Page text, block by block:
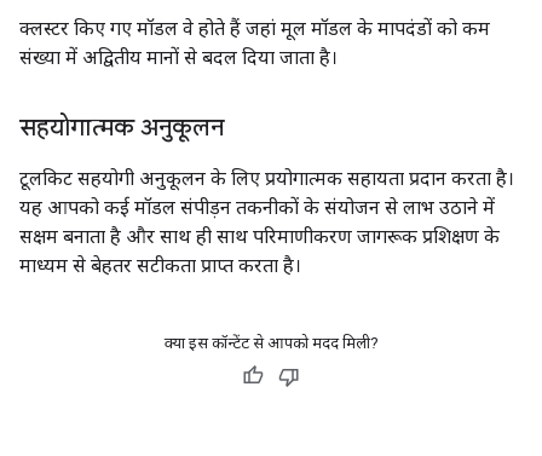
क्लस्टर किए गए मॉडल वे होते हैं जहां मूल मॉडल के मापदंडों को कम
संख्या में अद्वितीय मानों से बदल दिया जाता है।
सहयोगात्मक अनुकूलन
टूलकिट सहयोगी अनुकूलन के लिए प्रयोगात्मक सहायता प्रदान करता है।
यह आपको कई मॉडल संपीड़न तकनीकों के संयोजन से लाभ उठाने में
सक्षम बनाता है और साथ ही साथ परिमाणीकरण जागरूक प्रशिक्षण के
माध्यम से बेहतर सटीकता प्राप्त करता है।
क्या इस कॉन्टेंट से आपको मदद मिली?